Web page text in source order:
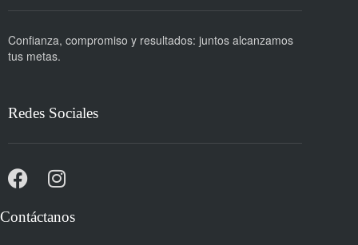
Confianza, compromiso y resultados: juntos alcanzamos
tus metas.
Redes Sociales
Contáctanos